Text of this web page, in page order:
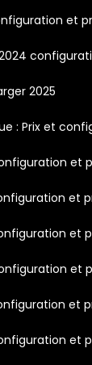
et
2024
2025
: Prix et
et
et
et
et
et
et